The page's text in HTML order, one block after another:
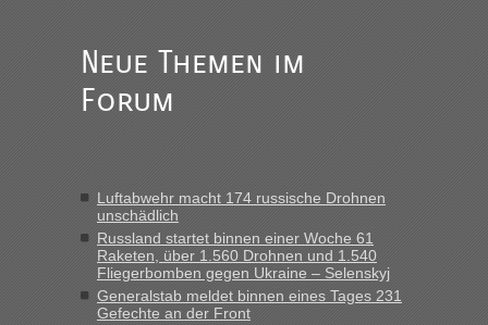
fast 11 Milliarden aufgedeckt
„Am besten wäre natürlich, wenn die Frau mit dabei ist.
Alleinreisende Männer stehen schließlich immer unter
Milliarden aufgedeckt
„Kein Zoll. Du musst an sich nur sagen dass das privat ist
und du nicht damit handeln willst. So lange das nicht
Originalverpackt ist und ersichlich das nicht neu sollte es
keine Probleme geben“
Neue Themen im
Forum
Luftabwehr macht 174 russische Drohnen
unschädlich
Russland startet binnen einer Woche 61
Raketen, über 1.560 Drohnen und 1.540
Fliegerbomben gegen Ukraine – Selenskyj
Generalstab meldet binnen eines Tages 231
Gefechte an der Front